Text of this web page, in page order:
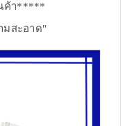
ค้า*****
มสะอาด"